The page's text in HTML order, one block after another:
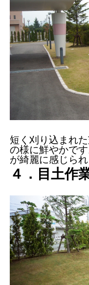
短く刈り込まれ
の様に鮮やかで
が綺麗に感じられ
４．目土作